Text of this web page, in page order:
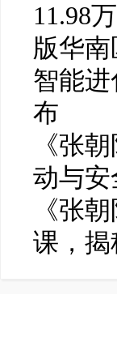
11.98
版华
智能
布
《张
动与安
《张
课，